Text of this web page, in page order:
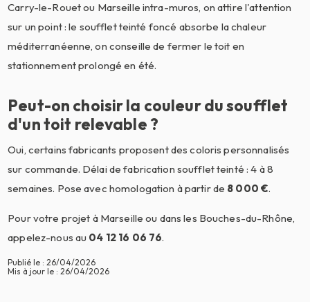
Carry-le-Rouet ou Marseille intra-muros, on attire l'attention
sur un point : le soufflet teinté foncé absorbe la chaleur
méditerranéenne, on conseille de fermer le toit en
stationnement prolongé en été.
Peut-on choisir la couleur du soufflet
d'un toit relevable ?
Oui, certains fabricants proposent des coloris personnalisés
sur commande. Délai de fabrication soufflet teinté : 4 à 8
semaines. Pose avec homologation à partir de 8 000 €.
Pour votre projet à Marseille ou dans les Bouches-du-Rhône,
appelez-nous au 04 12 16 06 76.
Publié le : 26/04/2026
Mis à jour le : 26/04/2026